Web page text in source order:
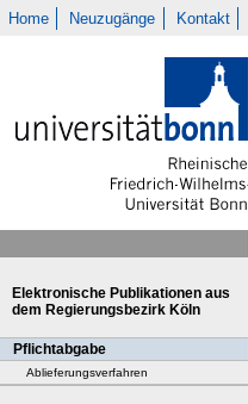
Home Neuzugänge Kontakt
Elektronische Publikationen aus
dem Regierungsbezirk Köln
Pflichtabgabe
Ablieferungsverfahren